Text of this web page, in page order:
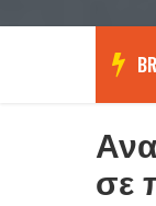
ορεινή Ξάνθη –
δημιουργία
μεταναστών στη
σε